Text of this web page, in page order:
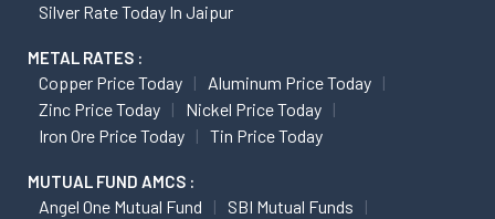
Silver Rate Today In Jaipur
METAL RATES :
Copper Price Today
Aluminum Price Today
Zinc Price Today
Nickel Price Today
Iron Ore Price Today
Tin Price Today
MUTUAL FUND AMCS :
Angel One Mutual Fund
SBI Mutual Funds